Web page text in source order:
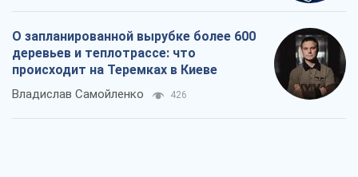
О запланированной вырубке более 600
деревьев и теплотрассе: что
происходит на Теремках в Киеве
Владислав Самойленко 426